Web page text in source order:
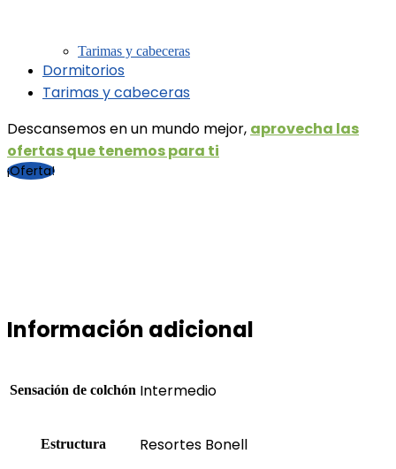
Tarimas y cabeceras
Dormitorios
Tarimas y cabeceras
Descansemos en un mundo mejor, aprovecha las
ofertas que tenemos para ti
¡Oferta!
Información adicional
Sensación de colchón Intermedio
Estructura Resortes Bonell